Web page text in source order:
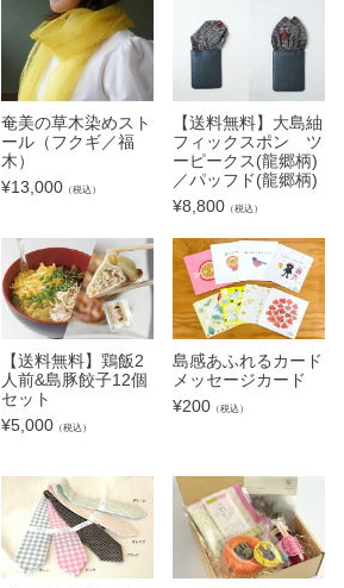
奄美の草木染めスト
ール（フクギ／福
木）
¥13,000 （税込）
【送料無料】大島紬
フィックスポン ツ
ーピークス(龍郷柄)
／パッフド(龍郷柄)
¥8,800 （税込）
【送料無料】鶏飯2
人前&島豚餃子12個
セット
¥5,000 （税込）
島感あふれるカード
メッセージカード
¥200 （税込）